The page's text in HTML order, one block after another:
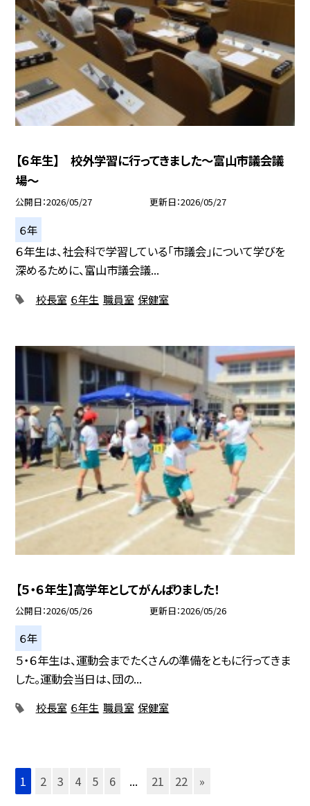
【６年生】 校外学習に行ってきました～富山市議会議
場～
公開日 2026/05/27 更新日 2026/05/27
６年
６年生は、社会科で学習している「市議会」について学びを
深めるために、富山市議会議...
校長室 ６年生 職員室 保健室
【５・６年生】高学年としてがんばりました！
公開日 2026/05/26 更新日 2026/05/26
６年
５・６年生は、運動会までたくさんの準備をともに行ってきま
した。運動会当日は、団の...
校長室 ６年生 職員室 保健室
1 2 3 4 5 6 ... 21 22 »